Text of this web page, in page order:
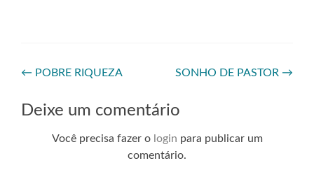
← POBRE RIQUEZA SONHO DE PASTOR →
Deixe um comentário
Você precisa fazer o login para publicar um
comentário.